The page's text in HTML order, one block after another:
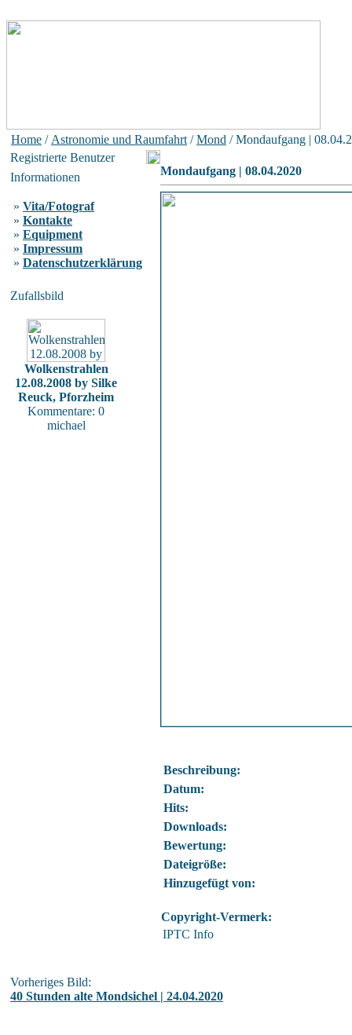
Home / Astronomie und Raumfahrt /Mond / Mondaufgang |
Registrierte Benutzer
Informationen
» Vita/Fotograf
» Kontakte
» Equipment
» Impressum
» Datenschutzerklärung
Zufallsbild
Wolkenstrahlen
12.08.2008 by Silke
Reuck, Pforzheim
Kommentare: 0
michael
Mondaufgang | 08.04.2020
Beschreibung:
Datum:
Hits:
Downloads:
Bewertung:
Dateigröße:
Hinzugefügt von:
Copyright-Vermerk:
IPTC Info
Vorheriges Bild:
40 Stunden alte Mondsichel | 24.04.2020